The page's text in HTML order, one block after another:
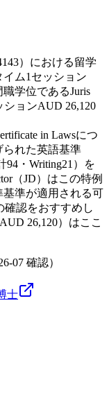
）における留学
ム1セッション
学位であるJuris
ションAUD 26,120
in Lawsにつ
られた英語基準
94・Writing21）を
（JD）はこの特例
準が適用される可
確認をおすすめし
26,120）はここ
07 確認）
士